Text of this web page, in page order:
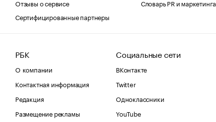
Отзывы о сервисе
Сертифицированные партнеры
Словарь PR и маркетинга
РБК
О компании
Контактная информация
Редакция
Размещение рекламы
Социальные сети
ВКонтакте
Twitter
Одноклассники
YouTube